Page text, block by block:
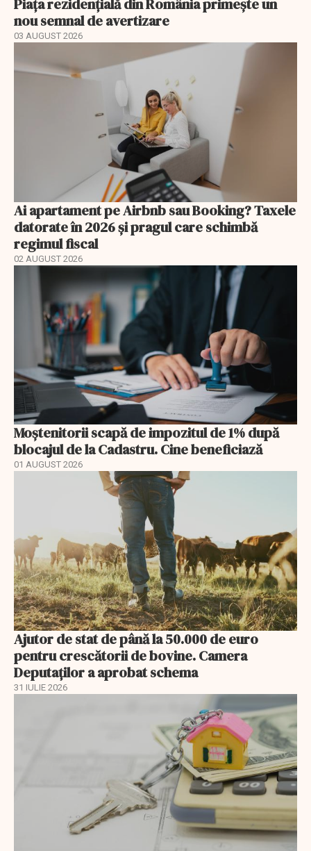
Piața rezidențială din România primește un
nou semnal de avertizare
03 AUGUST 2026
Ai apartament pe Airbnb sau Booking? Taxele
datorate în 2026 și pragul care schimbă
regimul fiscal
02 AUGUST 2026
Moștenitorii scapă de impozitul de 1% după
blocajul de la Cadastru. Cine beneficiază
01 AUGUST 2026
Ajutor de stat de până la 50.000 de euro
pentru crescătorii de bovine. Camera
Deputaților a aprobat schema
31 IULIE 2026